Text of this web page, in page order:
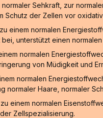
normaler Sehkraft, zur
Schutz der Zellen vor
einem normalen
unterstützt einen
normalen
von Müdigkeit und
normalen
normaler Haare, normaler
einem normalen
Zellspezialisierung.